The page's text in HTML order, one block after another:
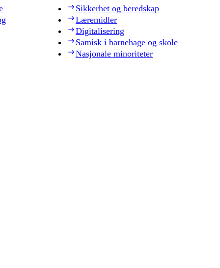
Sikkerhet og beredskap
Læremidler
Digitalisering
Samisk i barnehage og skole
Nasjonale minoriteter